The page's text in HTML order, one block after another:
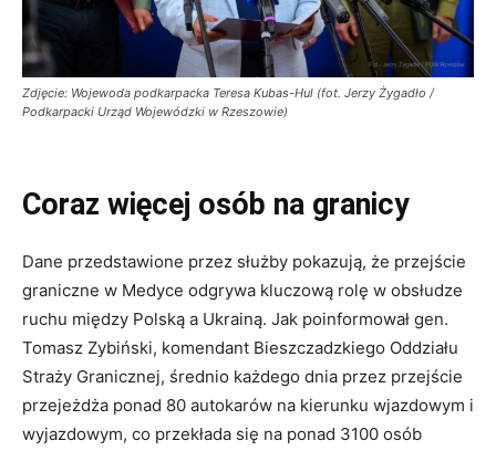
Zdjęcie: Wojewoda podkarpacka Teresa Kubas-Hul (fot. Jerzy Żygadło /
Podkarpacki Urząd Wojewódzki w Rzeszowie)
Coraz więcej osób na granicy
Dane przedstawione przez służby pokazują, że przejście
graniczne w Medyce odgrywa kluczową rolę w obsłudze
ruchu między Polską a Ukrainą. Jak poinformował gen.
Tomasz Zybiński, komendant Bieszczadzkiego Oddziału
Straży Granicznej, średnio każdego dnia przez przejście
przejeżdża ponad 80 autokarów na kierunku wjazdowym i
wyjazdowym, co przekłada się na ponad 3100 osób